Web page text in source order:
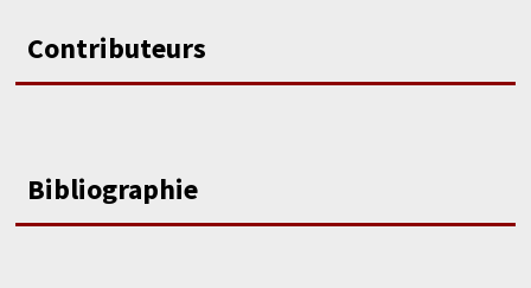
Contributeurs
Bibliographie